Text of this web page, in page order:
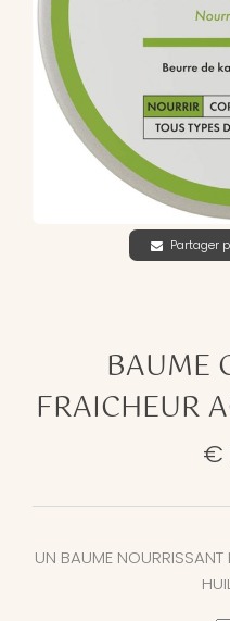
Partager
BAUME
FRAICHEUR
€
UN BAUME NOURRISSANT